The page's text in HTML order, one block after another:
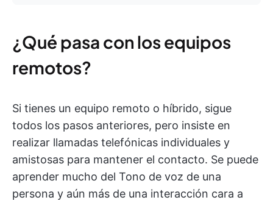
¿Qué pasa con los equipos
remotos?
Si tienes un equipo remoto o híbrido, sigue
todos los pasos anteriores, pero insiste en
realizar llamadas telefónicas individuales y
amistosas para mantener el contacto. Se puede
aprender mucho del Tono de voz de una
persona y aún más de una interacción cara a